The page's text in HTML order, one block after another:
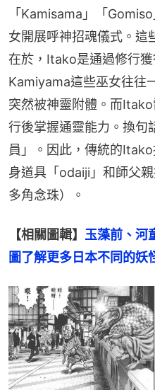
「Kamisama」「
女開展呼神招魂儀式。這
在於，Itako是通過修行
Kamiyama這些巫女往往
突然被神靈附體。而
行後掌握通靈能力。換句
員」。因此，傳統的
身道具「odaiji」和師父
多角念珠）。
【相關圖輯】 玉藻前、河
圖了解更多日本不同的妖